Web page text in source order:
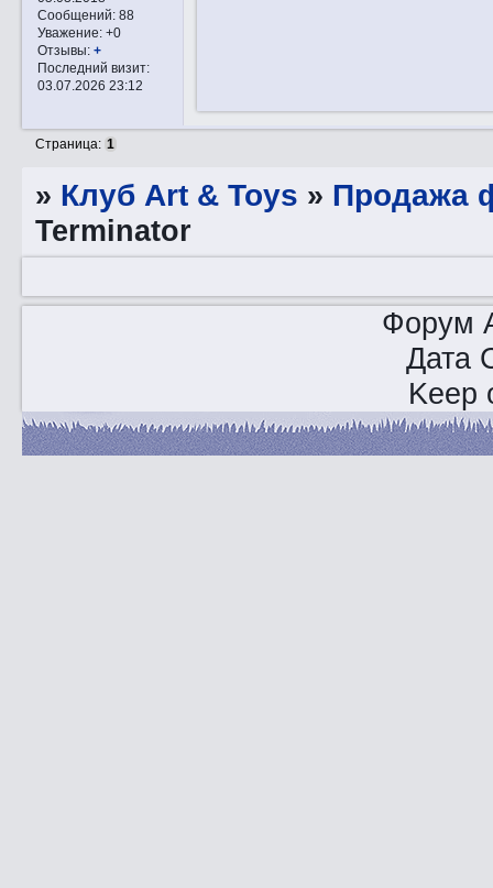
Сообщений:88
Уважение: +0
Отзывы: +
Последний визит:
03.07.2026 23:12
Страница: 1
» Клуб Art & Toys » Продажа
Terminator
Форум
Дата
Keep